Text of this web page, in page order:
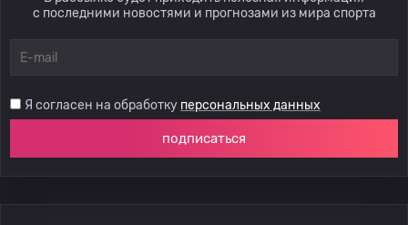
с последними новостями и прогнозами из мира спорта
Я согласен на обработку персональных данных
подписаться